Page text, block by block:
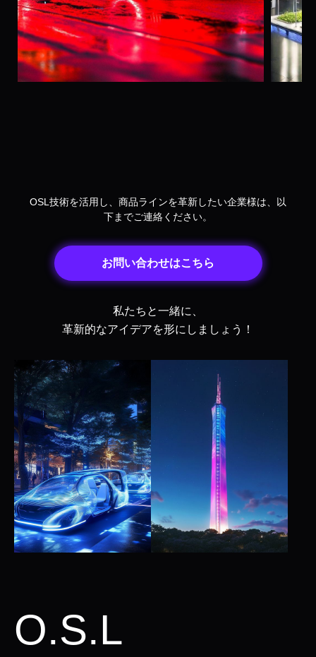
OSL技術を活用し、商品ラインを革新したい企業様は、以
下までご連絡ください。
お問い合わせはこちら
私たちと一緒に、
革新的なアイデアを形にしましょう！
O.S.L